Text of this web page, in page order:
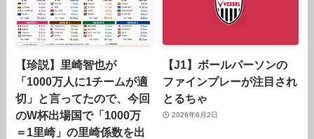
【珍説】里崎智也が
「1000万人に1チームが適
切」と言ってたので、今回
のW杯出場国で「1000万
＝1里崎」の里崎係数を出
【J1】ボールパーソンの
ファインプレーが注目され
とるちゃ
2026年6月2日